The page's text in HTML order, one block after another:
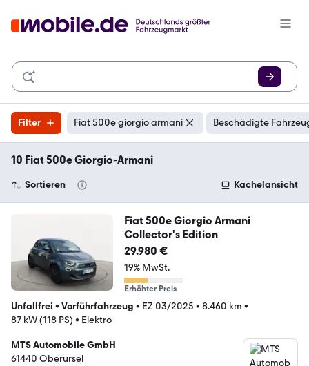
Filter Fiat 500e giorgio armani Beschädigte
10 Fiat 500e Giorgio-Armani
Sortieren Kachelansicht
Fiat 500e Giorgio Armani
Collector's Edition
29.980 €
19% MwSt.
Erhöhter Preis
Unfallfrei • Vorführfahrzeug • EZ 03/2025 • 8.460 km •
87 kW (118 PS) • Elektro
MTS Automobile GmbH
61440 Oberursel